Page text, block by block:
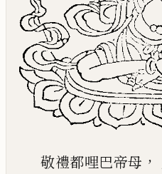
敬禮都哩巴帝母 ，